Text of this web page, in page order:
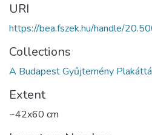
URI
https://bea.fszek.hu/handle/
Collections
A Budapest Gyűjtemény
Extent
~42x60 cm